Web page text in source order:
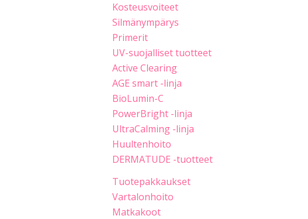
Kosteusvoiteet
Silmänympärys
Primerit
UV-suojalliset tuotteet
Active Clearing
AGE smart -linja
BioLumin-C
PowerBright -linja
UltraCalming -linja
Huultenhoito
DERMATUDE -tuotteet
Tuotepakkaukset
Vartalonhoito
Matkakoot